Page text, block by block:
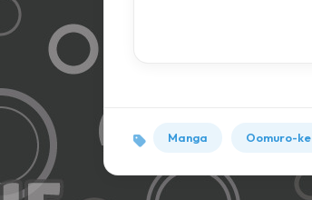
Manga Oomuro-ke